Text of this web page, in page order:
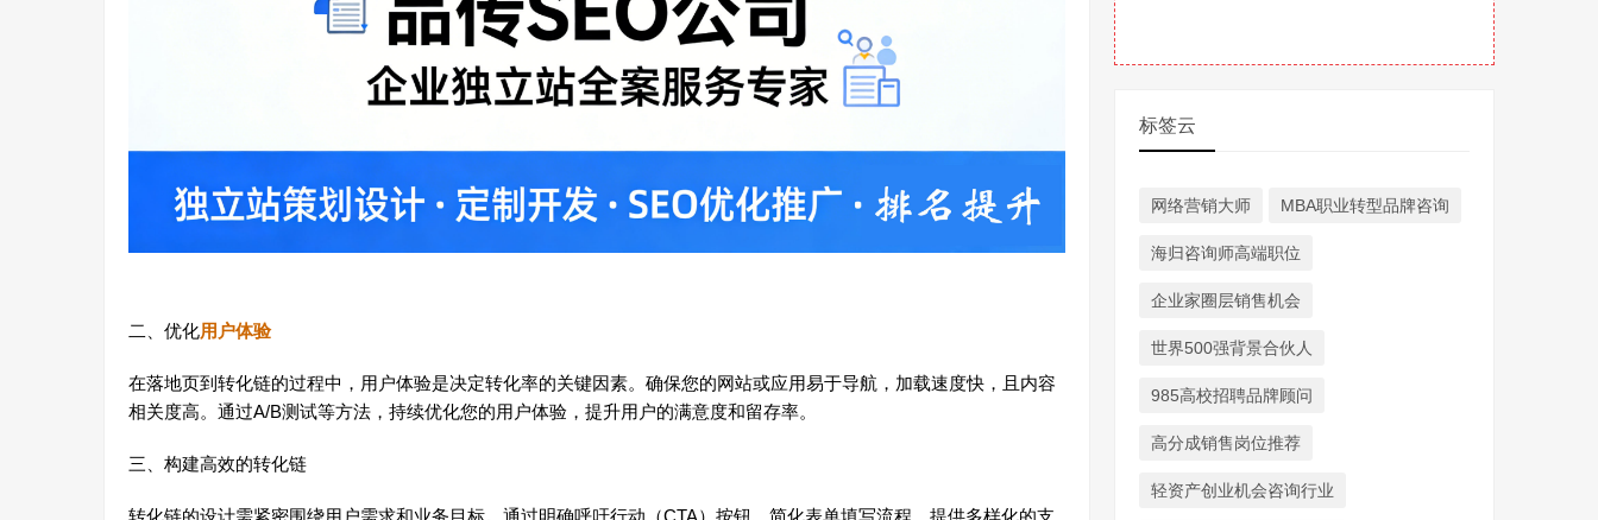
二、优化用户体验
在落地页到转化链的过程中，用户体验是决定转化率的关键因素。确保您的网站或应用易于导航，加载速度快，且内容
相关度高。通过A/B测试等方法，持续优化您的用户体验，提升用户的满意度和留存率。
三、构建高效的转化链
转化链的设计需紧密围绕用户需求和业务目标。通过明确呼吁行动（CTA）按钮、简化表单填写流程、提供多样化的支
标签云
网络营销大师 MBA职业转型品牌咨询
海归咨询师高端职位
企业家圈层销售机会
世界500强背景合伙人
985高校招聘品牌顾问
高分成销售岗位推荐
轻资产创业机会咨询行业